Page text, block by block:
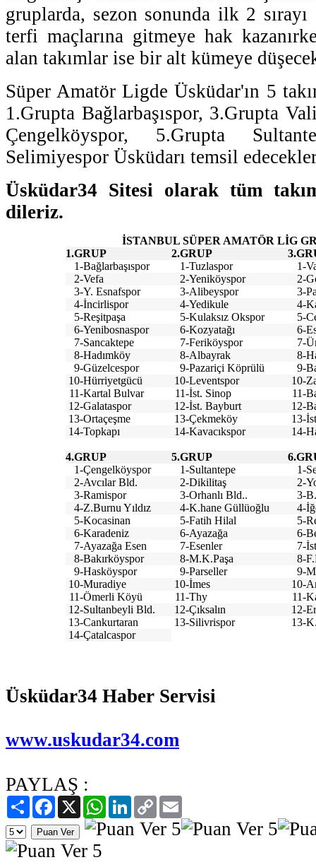
gruplarda, sezon sonunda ilk 2
terfi maçlarına gitmeye hak
alan takımlar ise bir alt kümeye
Süper Amatör Ligde Üsküdar'ın 5
1.Grupta Bağlarbaşıspor, 3.Grupta
Çengelköyspor, 5.Grupta
Selimiyespor Üsküdarı temsil
Üsküdar34 Sitesi olarak tüm
dileriz.
İSTANBUL SÜPER AMATÖR LİG
1.GRUP
2.GRUP
1-Bağlarbaşıspor 1-Tuzlaspor 1-
2-Vefa 2-Yeniköyspor 2-
3-Y. Esnafspor 3-Alibeyspor 3-
4-İncirlispor 4-Yedikule 4-
5-Reşitpaşa 5-Kulaksız Okspor 5-
6-Yenibosnaspor 6-Kozyatağı 6-
7-Sancaktepe 7-Feriköyspor 7-
8-Hadımköy 8-Albayrak 8-
9-Güzelcespor 9-Pazariçi Köprülü 9-
10-Hürriyetgücü 10-Leventspor 10-
11-Kartal Bulvar 11-İst. Sinop 11-
12-Galataspor 12-İst. Bayburt 12-
13-Ortaçeşme 13-Çekmeköy 13-
14-Topkapı 14-Kavacıkspor 14-
4.GRUP 5.GRUP
1-Çengelköyspor 1-Sultantepe 1-
2-Avcılar Bld. 2-Dikilitaş 2-
3-Ramispor 3-Orhanlı Bld.. 3-
4-Z.Burnu Yıldız 4-K.hane Güllüoğlu 4-
5-Kocasinan 5-Fatih Hilal 5-
6-Karadeniz 6-Ayazağa 6-
7-Ayazağa Esen 7-Esenler 7-
8-Bakırköyspor 8-M.K.Paşa 8-
9-Hasköyspor 9-Parseller 9-
10-Muradiye 10-İmes 10-
11-Ömerli Köyü 11-Thy 11-
12-Sultanbeyli Bld. 12-Çıksalın 12-
13-Cankurtaran 13-Silivrispor 13-
14-Çatalcaspor
Üsküdar34 Haber Servisi
www.uskudar34.com
PAYLAŞ :
PaylaşFacebook
X WhatsAppLinkedIn
Copy
Link